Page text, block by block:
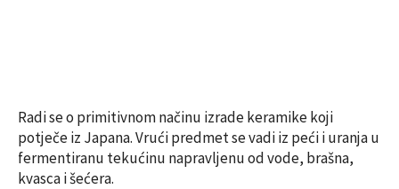
Radi se o primitivnom načinu izrade keramike koji
potječe iz Japana. Vrući predmet se vadi iz peći i uranja u
fermentiranu tekućinu napravljenu od vode, brašna,
kvasca i šećera.